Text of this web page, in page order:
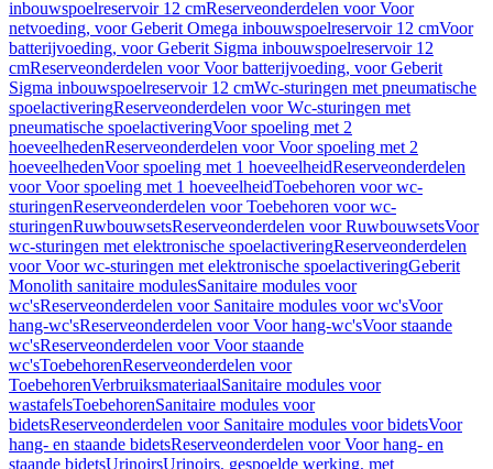
inbouwspoelreservoir 12 cmReserveonderdelen voor Voor
netvoeding, voor Geberit Omega inbouwspoelreservoir 12 cmVoor
batterijvoeding, voor Geberit Sigma inbouwspoelreservoir 12
cmReserveonderdelen voor Voor batterijvoeding, voor Geberit
Sigma inbouwspoelreservoir 12 cmWc-sturingen met pneumatische
spoelactiveringReserveonderdelen voor Wc-sturingen met
pneumatische spoelactiveringVoor spoeling met 2
hoeveelhedenReserveonderdelen voor Voor spoeling met 2
hoeveelhedenVoor spoeling met 1 hoeveelheidReserveonderdelen
voor Voor spoeling met 1 hoeveelheidToebehoren voor wc-
sturingenReserveonderdelen voor Toebehoren voor wc-
sturingenRuwbouwsetsReserveonderdelen voor RuwbouwsetsVoor
wc-sturingen met elektronische spoelactiveringReserveonderdelen
voor Voor wc-sturingen met elektronische spoelactiveringGeberit
Monolith sanitaire modulesSanitaire modules voor
wc'sReserveonderdelen voor Sanitaire modules voor wc'sVoor
hang-wc'sReserveonderdelen voor Voor hang-wc'sVoor staande
wc'sReserveonderdelen voor Voor staande
wc'sToebehorenReserveonderdelen voor
ToebehorenVerbruiksmateriaalSanitaire modules voor
wastafelsToebehorenSanitaire modules voor
bidetsReserveonderdelen voor Sanitaire modules voor bidetsVoor
hang- en staande bidetsReserveonderdelen voor Voor hang- en
staande bidetsUrinoirsUrinoirs, gespoelde werking, met